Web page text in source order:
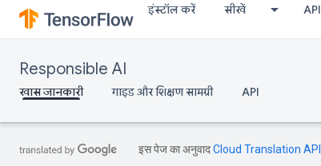
इंस्टॉल करें सीखें API
Responsible AI
खास जानकारी गाइड और शिक्षण सामग्री API
इस पेज का अनुवादCloud Translation API